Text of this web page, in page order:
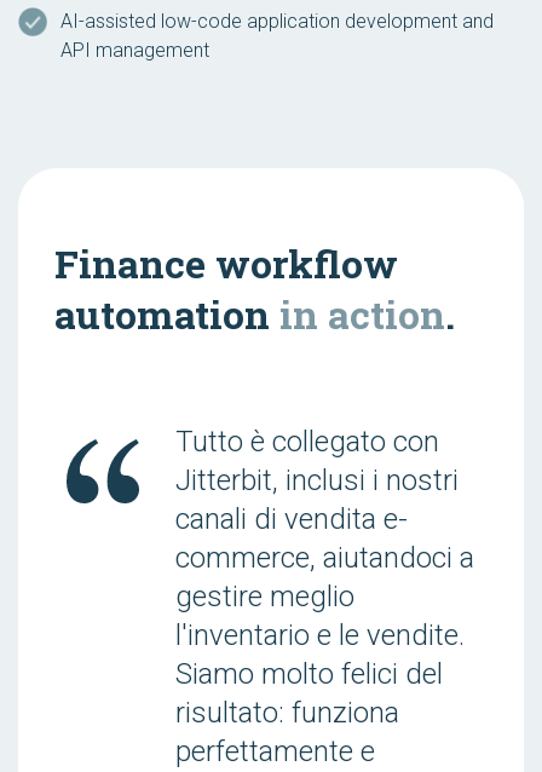
AI-assisted low-code application development and
API management
Finance workflow
automation in action.
Tutto è collegato con
Jitterbit, inclusi i nostri
canali di vendita e-
commerce, aiutandoci a
gestire meglio
l'inventario e le vendite.
Siamo molto felici del
risultato: funziona
perfettamente e